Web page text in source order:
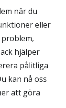
när du
eller
hjälper
pålitliga
kan nå oss
att göra